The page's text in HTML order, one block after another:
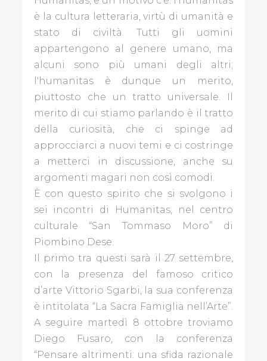
EVENTI
NEL
MONDO
L'AMBIENTE
VOGLIAMO
LUOGHI
D'INCANTO
STORIE
LIBRI
BLOGGER
GALLINE
PADOVANE
è la cultura letteraria, virtù di umanità e
stato di civiltà. Tutti gli uomini
appartengono al genere umano, ma
alcuni sono più umani degli altri;
l'humanitas è dunque un merito,
piuttosto che un tratto universale. Il
merito di cui stiamo parlando è il tratto
della curiosità, che ci spinge ad
approcciarci a nuovi temi e ci costringe
a metterci in discussione, anche su
argomenti magari non così comodi.
È con questo spirito che si svolgono i
sei incontri di Humanitas, nel centro
culturale “San Tommaso Moro” di
Piombino Dese.
Il primo tra questi sarà il 27 settembre,
con la presenza del famoso critico
d’arte Vittorio Sgarbi, la sua conferenza
è intitolata “La Sacra Famiglia nell’Arte”.
A seguire martedì 8 ottobre troviamo
Diego Fusaro, con la conferenza
“Pensare altrimenti: una sfida razionale